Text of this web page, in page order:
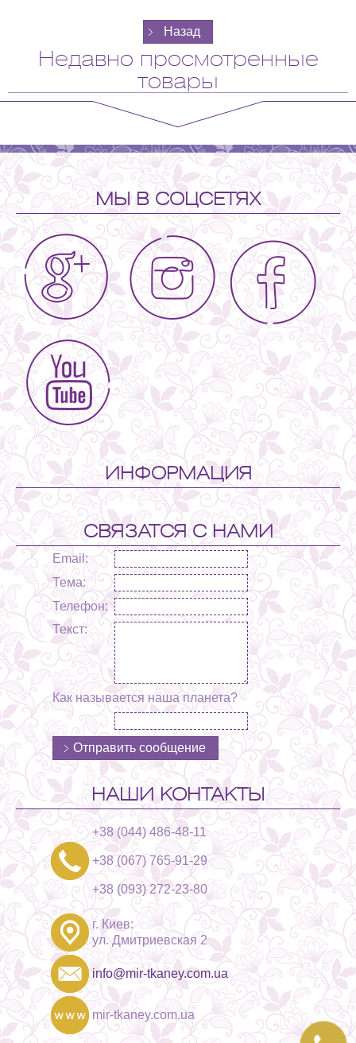
Недавно просмотренные
товары
МЫ В СОЦСЕТЯХ
ИНФОРМАЦИЯ
СВЯЗАТСЯ С НАМИ
Email:
Тема:
Телефон:
Текст:
Как называется наша планета?
НАШИ КОНТАКТЫ
+38 (044) 486-48-11
+38 (067) 765-91-29
+38 (093) 272-23-80
г. Киев:
ул. Дмитриевская 2
info@mir-tkaney.com.ua
mir-tkaney.com.ua